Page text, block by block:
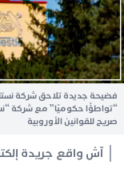
آش واقع جريدة
فضيحة جديدة تلاحق شركة
“تواطؤًا حكوميًا” مع شركة
صريح للقوانين الأوروبية